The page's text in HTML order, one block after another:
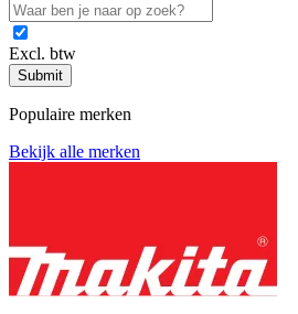
Excl. btw
Submit
Populaire merken
Bekijk alle merken